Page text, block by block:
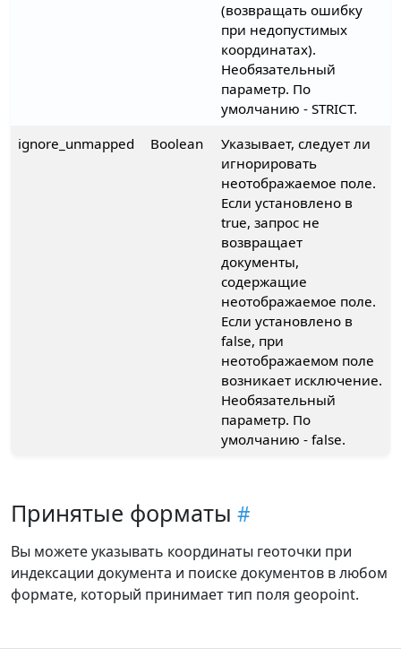
(возвращать ошибку
при недопустимых
координатах).
Необязательный
параметр. По
умолчанию - STRICT.
ignore_unmapped
Boolean
Указывает, следует ли
игнорировать
неотображаемое поле.
Если установлено в
true, запрос не
возвращает
документы,
содержащие
неотображаемое поле.
Если установлено в
false, при
неотображаемом поле
возникает исключение.
Необязательный
параметр. По
умолчанию - false.
Принятые форматы
Вы можете указывать координаты геоточки при
индексации документа и поиске документов в любом
формате, который принимает тип поля geopoint.